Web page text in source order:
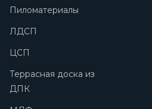
Пиломатериалы
ЛДСП
ЦСП
Террасная доска из
ДПК